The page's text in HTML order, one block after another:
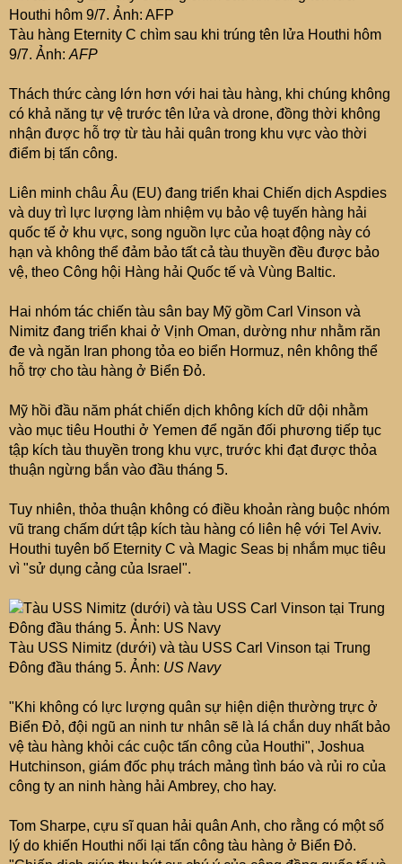
Tàu hàng Eternity C chìm sau khi trúng tên lửa Houthi hôm
9/7. Ảnh: AFP
Thách thức càng lớn hơn với hai tàu hàng, khi chúng không
có khả năng tự vệ trước tên lửa và drone, đồng thời không
nhận được hỗ trợ từ tàu hải quân trong khu vực vào thời
điểm bị tấn công.
Liên minh châu Âu (EU) đang triển khai Chiến dịch Aspdies
và duy trì lực lượng làm nhiệm vụ bảo vệ tuyến hàng hải
quốc tế ở khu vực, song nguồn lực của hoạt động này có
hạn và không thể đảm bảo tất cả tàu thuyền đều được bảo
vệ, theo Công hội Hàng hải Quốc tế và Vùng Baltic.
Hai nhóm tác chiến tàu sân bay Mỹ gồm Carl Vinson và
Nimitz đang triển khai ở Vịnh Oman, dường như nhằm răn
đe và ngăn Iran phong tỏa eo biển Hormuz, nên không thể
hỗ trợ cho tàu hàng ở Biển Đỏ.
Mỹ hồi đầu năm phát chiến dịch không kích dữ dội nhằm
vào mục tiêu Houthi ở Yemen để ngăn đối phương tiếp tục
tập kích tàu thuyền trong khu vực, trước khi đạt được thỏa
thuận ngừng bắn vào đầu tháng 5.
Tuy nhiên, thỏa thuận không có điều khoản ràng buộc nhóm
vũ trang chấm dứt tập kích tàu hàng có liên hệ với Tel Aviv.
Houthi tuyên bố Eternity C và Magic Seas bị nhắm mục tiêu
vì "sử dụng cảng của Israel".
Tàu USS Nimitz (dưới) và tàu USS Carl Vinson tại Trung
Đông đầu tháng 5. Ảnh: US Navy
"Khi không có lực lượng quân sự hiện diện thường trực ở
Biển Đỏ, đội ngũ an ninh tư nhân sẽ là lá chắn duy nhất bảo
vệ tàu hàng khỏi các cuộc tấn công của Houthi", Joshua
Hutchinson, giám đốc phụ trách mảng tình báo và rủi ro của
công ty an ninh hàng hải Ambrey, cho hay.
Tom Sharpe, cựu sĩ quan hải quân Anh, cho rằng có một số
lý do khiến Houthi nối lại tấn công tàu hàng ở Biển Đỏ.